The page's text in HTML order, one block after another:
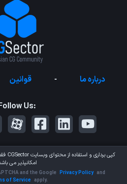
درباره ما - قوانین
Us:
کپی برداری و استفاده از محتوای وبسایتCGSector
امکانپذیر می
and the Google Privacy Policy and
of Service apply.